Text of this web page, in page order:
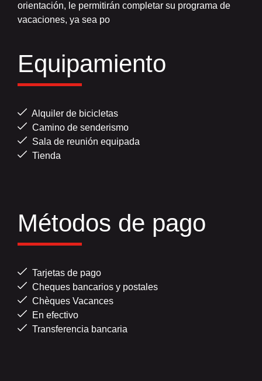
orientación, le permitirán completar su programa de
vacaciones, ya sea po
Equipamiento
Alquiler de bicicletas
Camino de senderismo
Sala de reunión equipada
Tienda
Métodos de pago
Tarjetas de pago
Cheques bancarios y postales
Chèques Vacances
En efectivo
Transferencia bancaria